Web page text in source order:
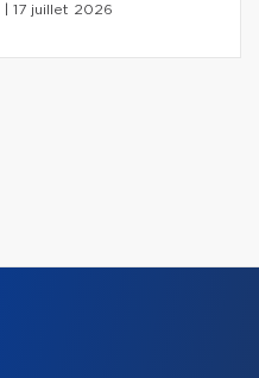
17 juillet 2026